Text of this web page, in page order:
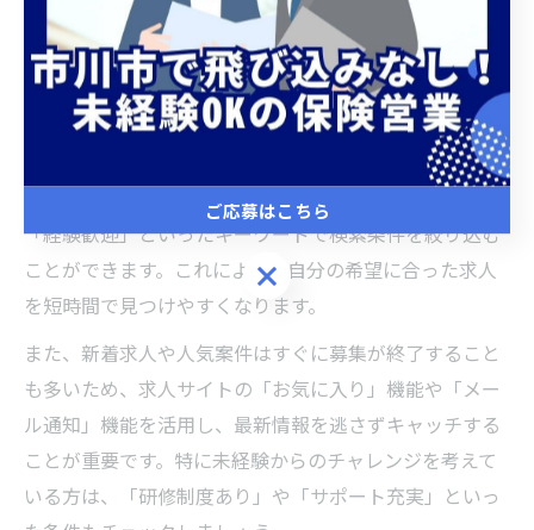
求人サイトで保険求人を効率よく探すコツ
保険 求人を千葉県市川市で探す際、求人サイトの効率的
な使い方を知ることが理想の職場探しの第一歩です。多
くの求人サイトでは「市川」「千葉」「正社員社員」や
「経験歓迎」といったキーワードで検索条件を絞り込む
ことができます。これにより、自分の希望に合った求人
を短時間で見つけやすくなります。
また、新着求人や人気案件はすぐに募集が終了すること
も多いため、求人サイトの「お気に入り」機能や「メー
ル通知」機能を活用し、最新情報を逃さずキャッチする
ことが重要です。特に未経験からのチャレンジを考えて
いる方は、「研修制度あり」や「サポート充実」といっ
ご応募はこちら
ご応募はこちら